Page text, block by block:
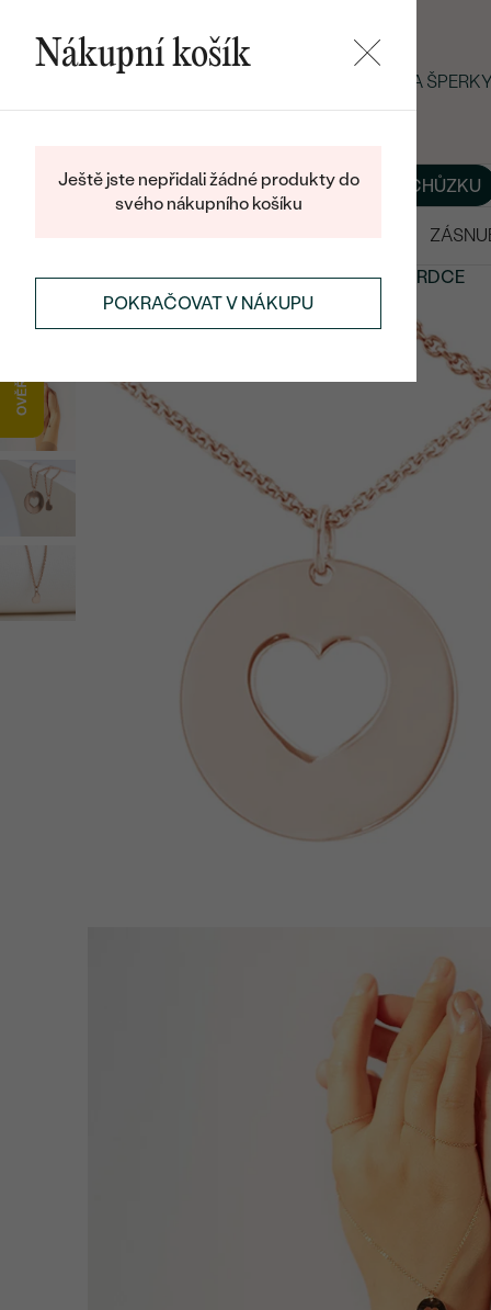
LETNÍ BLACK FRIDAY: −25 % NA
BLOGŠPERKY NA MÍRU DOMLUVIT SI SCHŮZKU
ŠPERKYSYMBOLICKÉ ŠPERKYŠPERKY VE TVARU SRDCE
Nákupní košík
Ještě jste nepřidali žádné produkty do
svého nákupního košíku
POKRAČOVAT V NÁKUPU